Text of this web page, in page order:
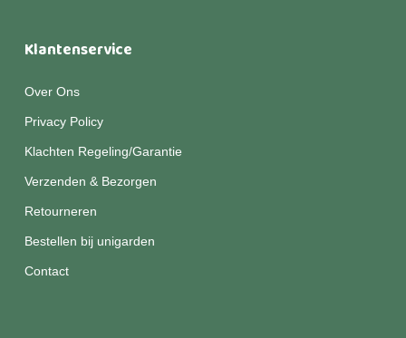
Klantenservice
Over Ons
Privacy Policy
Klachten Regeling/Garantie
Verzenden & Bezorgen
Retourneren
Bestellen bij unigarden
Contact